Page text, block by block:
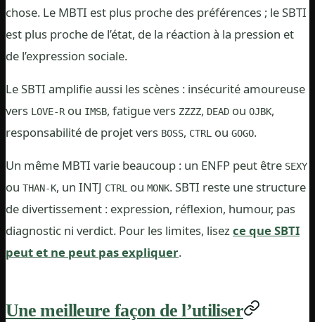
chose. Le MBTI est plus proche des préférences ; le SBTI
est plus proche de l’état, de la réaction à la pression et
de l’expression sociale.
Le SBTI amplifie aussi les scènes : insécurité amoureuse
vers LOVE-Rou IMSB, fatigue vers ZZZZ, DEAD ou OJBK,
responsabilité de projet vers BOSS, CTRL ou GOGO.
Un même MBTI varie beaucoup : un ENFP peut être SEXY
ou THAN-K, un INTJ CTRL ou MONK. SBTI reste une structure
de divertissement : expression, réflexion, humour, pas
diagnostic ni verdict. Pour les limites, lisezce que SBTI
peut et ne peut pas expliquer.
Une meilleure façon de l’utiliser